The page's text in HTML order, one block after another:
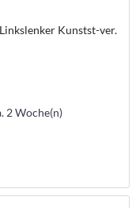
Kunstst-ver.
2 Woche(n)